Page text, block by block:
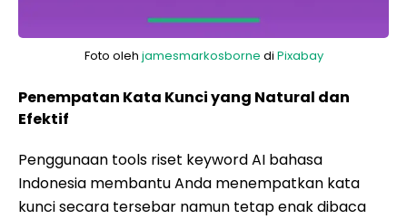
Foto oleh jamesmarkosborne di Pixabay
Penempatan Kata Kunci yang Natural dan
Efektif
Penggunaan tools riset keyword AI bahasa
Indonesia membantu Anda menempatkan kata
kunci secara tersebar namun tetap enak dibaca